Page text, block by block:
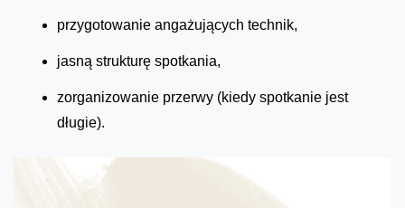
przygotowanie angażujących technik,
jasną strukturę spotkania,
zorganizowanie przerwy (kiedy spotkanie jest
długie).